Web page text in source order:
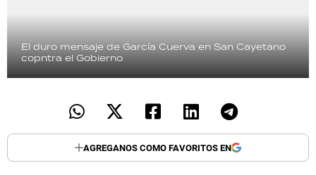
El duro mensaje de García Cuerva en San Cayetano
copntra el Gobierno
AGREGANOS COMO FAVORITOS EN